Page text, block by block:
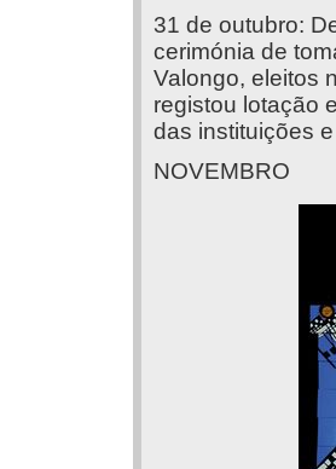
31 de outubro:
cerimónia de
Valongo, eleitos
registou lotação
das instituições
NOVEMBRO